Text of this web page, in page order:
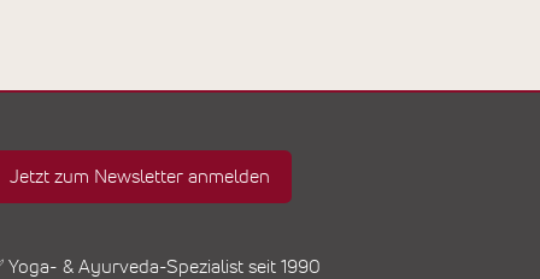
Jetzt zum Newsletter anmelden
Yoga- & Ayurveda-Spezialist seit 1990